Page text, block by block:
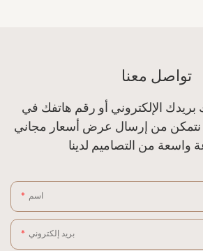
تواصل معنا
الإلكتروني أو رقم هاتفك في
نتمكن من إرسال عرض أسعار مجاني
اسم
بريد إلكتروني